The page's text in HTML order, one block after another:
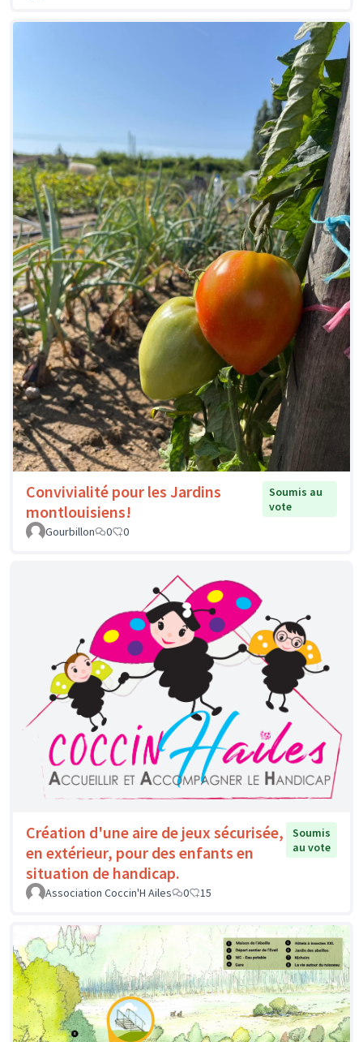
Convivialité pour les Jardins
montlouisiens!
Soumis au
vote
Gourbillon
0 0
Création d'une aire de jeux sécurisée,
en extérieur, pour des enfants en
situation de handicap.
Soumis
au vote
Association Coccin'H Ailes 0 15